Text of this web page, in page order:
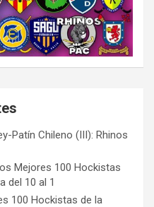
Patín Chileno (III): Rhinos
Mejores 100 Hockistas
del 10 al 1
100 Hockistas de la